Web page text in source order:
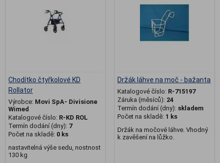
Chodítko čtyřkolové KD
Rollator
Výrobce: Movi SpA- Divisione
Wimed
Katalogové číslo: R-KD ROL
Termín dodání (dny): 7
Počet na skladě: 0 ks
nastavitelná výše sedu, nostnost
130 kg
Držák láhve na moč - bažanta
Katalogové číslo: R-715197
Záruka (měsíců): 24
Termín dodání (dny): skladem
Počet na skladě: 1 ks
Držák na močové láhve. Vhodný
k zavěšení na lůžko.